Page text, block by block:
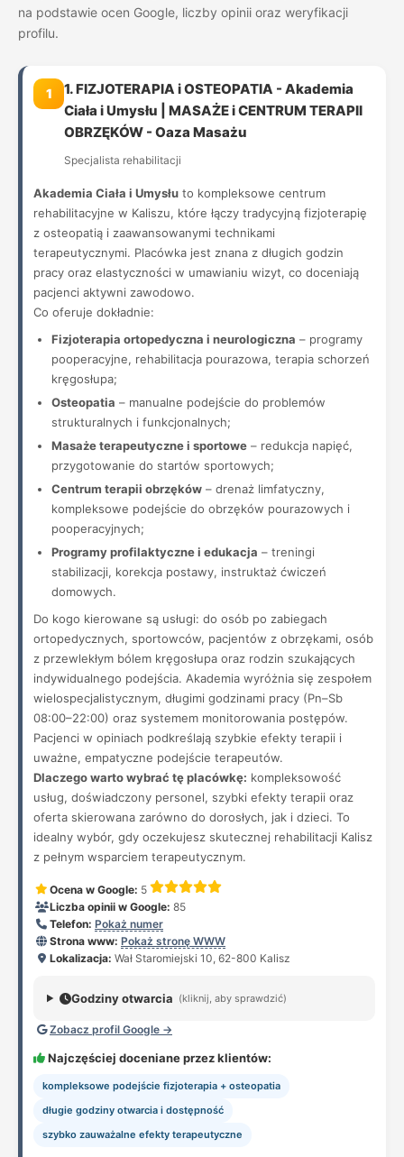
na podstawie ocen Google, liczby opinii oraz weryfikacji
profilu.
1
1. FIZJOTERAPIA i OSTEOPATIA - Akademia
Ciała i Umysłu | MASAŻE i CENTRUM TERAPII
OBRZĘKÓW - Oaza Masażu
Specjalista rehabilitacji
Akademia Ciała i Umysłu to kompleksowe centrum
rehabilitacyjne w Kaliszu, które łączy tradycyjną fizjoterapię
z osteopatią i zaawansowanymi technikami
terapeutycznymi. Placówka jest znana z długich godzin
pracy oraz elastyczności w umawianiu wizyt, co doceniają
pacjenci aktywni zawodowo.
Co oferuje dokładnie:
Fizjoterapia ortopedyczna i neurologiczna – programy
pooperacyjne, rehabilitacja pourazowa, terapia schorzeń
kręgosłupa;
Osteopatia – manualne podejście do problemów
strukturalnych i funkcjonalnych;
Masaże terapeutyczne i sportowe – redukcja napięć,
przygotowanie do startów sportowych;
Centrum terapii obrzęków – drenaż limfatyczny,
kompleksowe podejście do obrzęków pourazowych i
pooperacyjnych;
Programy profilaktyczne i edukacja – treningi
stabilizacji, korekcja postawy, instruktaż ćwiczeń
domowych.
Do kogo kierowane są usługi: do osób po zabiegach
ortopedycznych, sportowców, pacjentów z obrzękami, osób
z przewlekłym bólem kręgosłupa oraz rodzin szukających
indywidualnego podejścia. Akademia wyróżnia się zespołem
wielospecjalistycznym, długimi godzinami pracy (Pn–Sb
08:00–22:00) oraz systemem monitorowania postępów.
Pacjenci w opiniach podkreślają szybkie efekty terapii i
uważne, empatyczne podejście terapeutów.
Dlaczego warto wybrać tę placówkę: kompleksowość
usług, doświadczony personel, szybki efekty terapii oraz
oferta skierowana zarówno do dorosłych, jak i dzieci. To
idealny wybór, gdy oczekujesz skutecznej rehabilitacji Kalisz
z pełnym wsparciem terapeutycznym.
Ocena w Google: 5
Liczba opinii w Google: 85
Telefon: Pokaż numer
Strona www: Pokaż stronę WWW
Lokalizacja: Wał Staromiejski 10, 62-800 Kalisz
Godziny otwarcia (kliknij, aby sprawdzić)
Zobacz profil Google →
Najczęściej doceniane przez klientów:
kompleksowe podejście fizjoterapia + osteopatia
długie godziny otwarcia i dostępność
szybko zauważalne efekty terapeutyczne